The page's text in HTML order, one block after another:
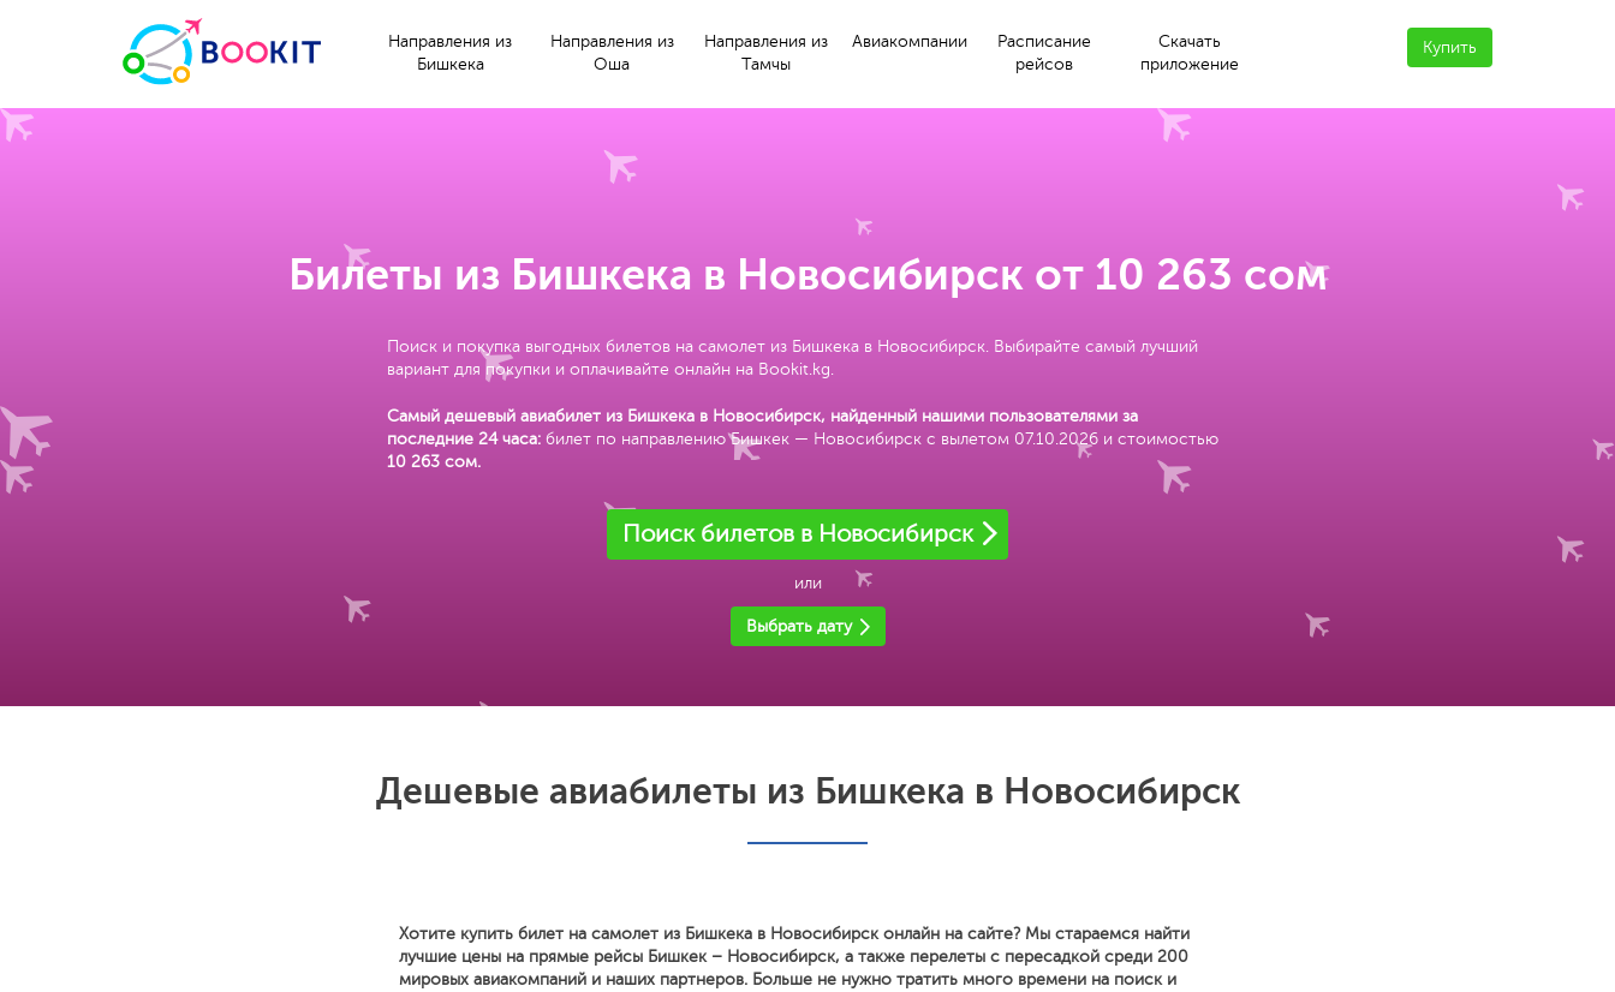
Направления из
Бишкека
Направления из
Оша
Направления из
Тамчы
Авиакомпании
Расписание
рейсов
Скачать
приложение
Купить
Билеты из Бишкека в Новосибирск от 10 263 сом
Поиск и покупка выгодных билетов на самолет из Бишкека в Новосибирск. Выбирайте самый лучший
вариант для покупки и оплачивайте онлайн на Bookit.kg.
Самый дешевый авиабилет из Бишкека в Новосибирск, найденный нашими пользователями за
последние 24 часа: билет по направлению Бишкек — Новосибирск с вылетом 07.10.2026 и стоимостью
10 263 сом.
Поиск билетов в Новосибирск
или
Выбрать дату
Дешевые авиабилеты из Бишкека в Новосибирск
Хотите купить билет на самолет из Бишкека в Новосибирск онлайн на сайте? Мы стараемся найти
лучшие цены на прямые рейсы Бишкек – Новосибирск, а также перелеты с пересадкой среди 200
мировых авиакомпаний и наших партнеров. Больше не нужно тратить много времени на поиск и